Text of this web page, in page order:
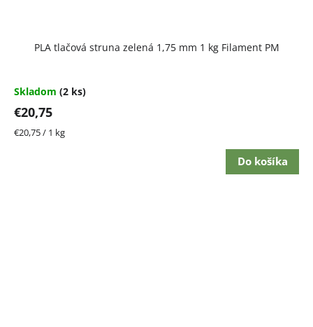
PLA tlačová struna zelená 1,75 mm 1 kg Filament PM
Skladom (2 ks)
€20,75
Jednotková
€20,75 / 1 kg
Do košíka